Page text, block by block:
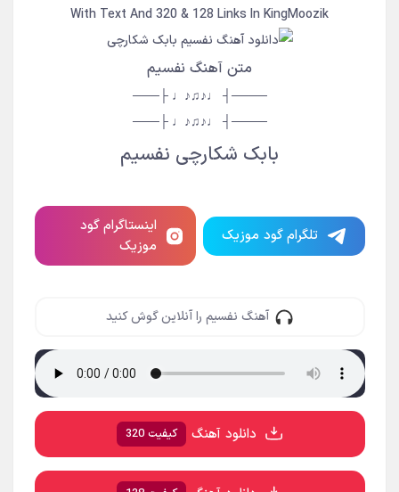
With Text And 320 & 128 Links In KingMoozik
متن آهنگ نفسیم
────┤ ♩♪♫♪♩ ├───
────┤ ♩♪♫♪♩ ├───
بابک شکارچی نفسیم
تلگرام گود موزیک
اینستاگرام گود
موزیک
آهنگ نفسیم را آنلاین گوش کنید
دانلود آهنگ کیفیت 320